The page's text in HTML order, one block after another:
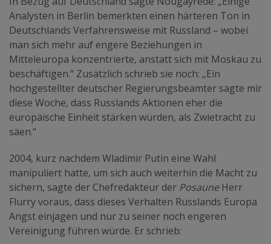
Analysten in Berlin bemerkten einen härteren Ton in
Deutschlands Verfahrensweise mit Russland – wobei
man sich mehr auf engere Beziehungen in
Mitteleuropa konzentrierte, anstatt sich mit Moskau zu
beschäftigen.“ Zusätzlich schrieb sie noch: „Ein
hochgestellter deutscher Regierungsbeamter sagte mir
diese Woche, dass Russlands Aktionen eher die
europäische Einheit stärken würden, als Zwietracht zu
säen.“
2004, kurz nachdem Wladimir Putin eine Wahl
manipuliert hatte, um sich auch weiterhin die Macht zu
sichern, sagte der Chefredakteur der PosauneHerr
Flurry voraus, dass dieses Verhalten Russlands Europa
Angst einjagen und nur zu seiner noch engeren
Vereinigung führen würde. Er schrieb: